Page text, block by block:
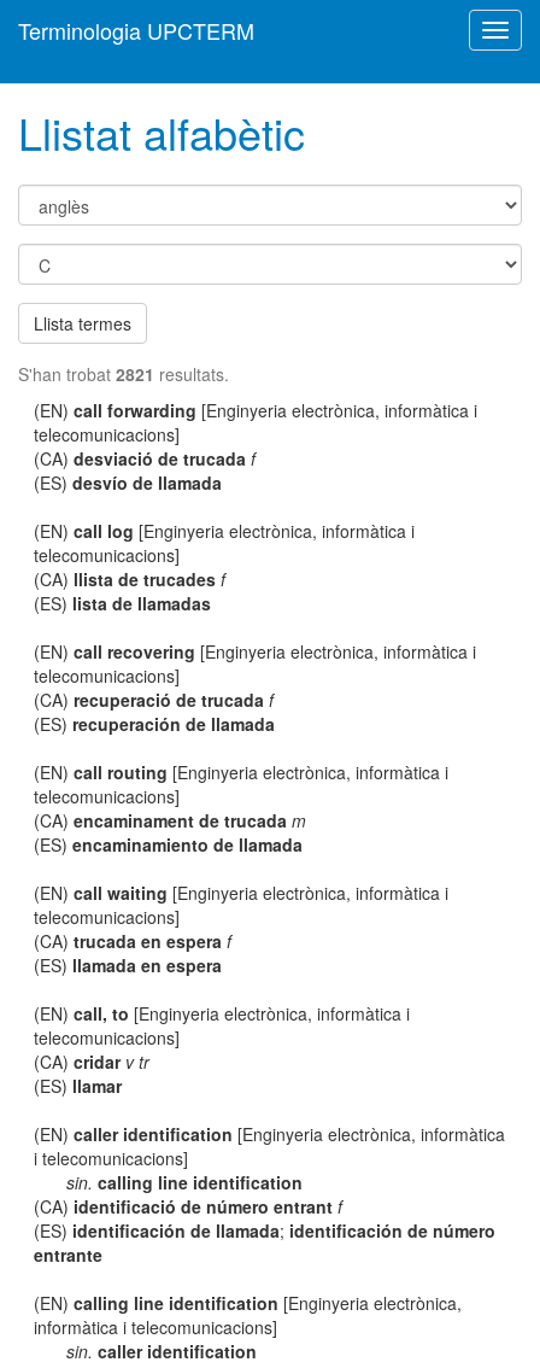
Terminologia UPCTERM
Llistat alfabètic
Llista termes
S'han trobat 2821 resultats.
(EN)call forwarding [Enginyeria electrònica, informàtica i
telecomunicacions]
(CA)desviació de trucada f
(ES)desvío de llamada
(EN)call log [Enginyeria electrònica, informàtica i
telecomunicacions]
(CA) llista de trucades f
(ES) lista de llamadas
(EN)call recovering [Enginyeria electrònica, informàtica i
telecomunicacions]
(CA)recuperació de trucada f
(ES)recuperación de llamada
(EN)call routing [Enginyeria electrònica, informàtica i
telecomunicacions]
(CA)encaminament de trucada m
(ES)encaminamiento de llamada
(EN)call waiting [Enginyeria electrònica, informàtica i
telecomunicacions]
(CA)trucada en espera f
(ES) llamada en espera
(EN)call, to [Enginyeria electrònica, informàtica i
telecomunicacions]
(CA)cridar v tr
(ES) llamar
(EN)caller identification [Enginyeria electrònica, informàtica
i telecomunicacions]
sin. calling line identification
(CA) identificació de número entrant f
(ES) identificación de llamada; identificación de número
entrante
(EN)calling line identification [Enginyeria electrònica,
informàtica i telecomunicacions]
sin. caller identification